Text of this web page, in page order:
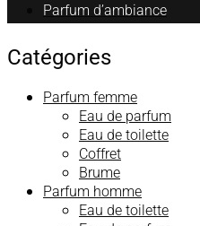
Parfum d’ambiance
Catégories
Parfum femme
Eau de parfum
Eau de toilette
Coffret
Brume
Parfum homme
Eau de toilette